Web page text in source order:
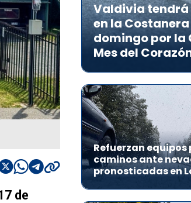
de
Valdivia
en la
domingo por la
Mes del
Refuerzan
caminos ante
pronosticadas en